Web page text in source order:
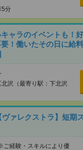
5分
ャラのイベントも！
！働いたその日に給
沢（最寄り駅：下北沢
ヴァレクストラ】短期
経験・スキルにより優